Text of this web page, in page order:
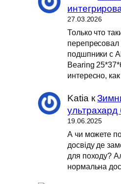
27.03.2026
Только что
перепресовал
подшпники с
Bearing
интересно,
Katia к
ультрахард
19.06.2025
А чи можете
досвіду де
для походу?
нормальна